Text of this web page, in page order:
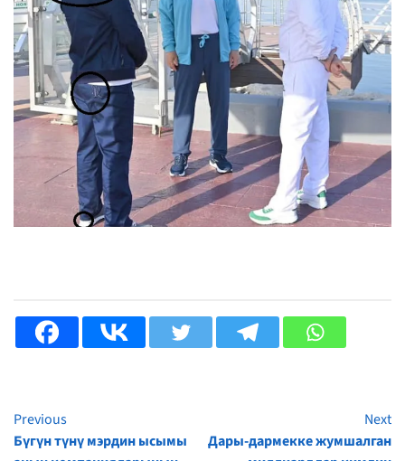
Continue
Reading
Previous
Бүгүн түнү мэрдин ысымы
Next
Дары-дармекке жумшалган